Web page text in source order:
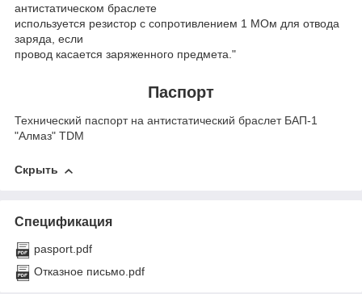
антистатическом браслете
используется резистор с сопротивлением 1 МОм для отвода
заряда, если
провод касается заряженного предмета."
Паспорт
Технический паспорт на антистатический браслет БАП-1
"Алмаз" TDM
Скрыть
Спецификация
pasport.pdf
Отказное письмо.pdf